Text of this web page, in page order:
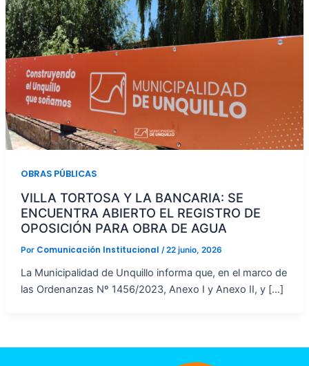
OBRAS PÚBLICAS
VILLA TORTOSA Y LA BANCARIA: SE
ENCUENTRA ABIERTO EL REGISTRO DE
OPOSICIÓN PARA OBRA DE AGUA
Por Comunicación Institucional /22 junio, 2026
La Municipalidad de Unquillo informa que, en el marco de
las Ordenanzas Nº 1456/2023, Anexo I y Anexo II, y […]